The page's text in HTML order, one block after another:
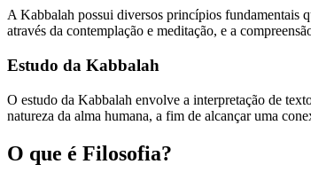
A Kabbalah possui diversos princípios fundamentais
através da contemplação e meditação, e a
Estudo da Kabbalah
O estudo da Kabbalah envolve a interpretação de
natureza da alma humana, a fim de alcançar uma
O que é Filosofia?